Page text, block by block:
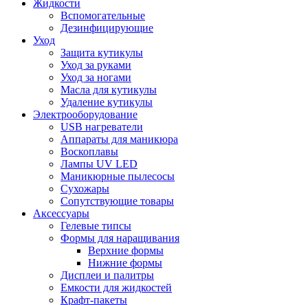
Жидкости
Вспомогательные
Дезинфицирующие
Уход
Защита кутикулы
Уход за руками
Уход за ногами
Масла для кутикулы
Удаление кутикулы
Электрооборудование
USB нагреватели
Аппараты для маникюра
Воскоплавы
Лампы UV LED
Маникюрные пылесосы
Сухожары
Сопутствующие товары
Аксессуары
Гелевые типсы
Формы для наращивания
Верхние формы
Нижние формы
Дисплеи и палитры
Емкости для жидкостей
Крафт-пакеты